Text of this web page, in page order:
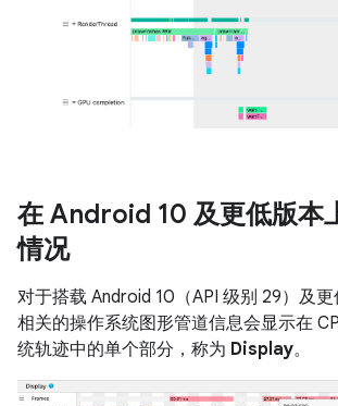
在 Android 10 及更低版本
情况
对于搭载 Android 10（API 级别 29）及更
相关的操作系统图形管道信息会显示在
统轨迹中的单个部分，称为 Display。